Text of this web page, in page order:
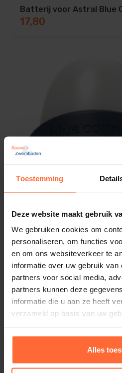
Toestemming
Deze website maakt gebruik
We gebruiken cookies om
personaliseren, om functies
en om ons websiteverkeer te
informatie over uw gebruik van
partners voor social media,
partners kunnen deze
informatie die u aan ze heeft
verzameld op basis van uw
Alles
Batterij voor Astral Blue
17,80